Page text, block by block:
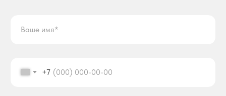
+7